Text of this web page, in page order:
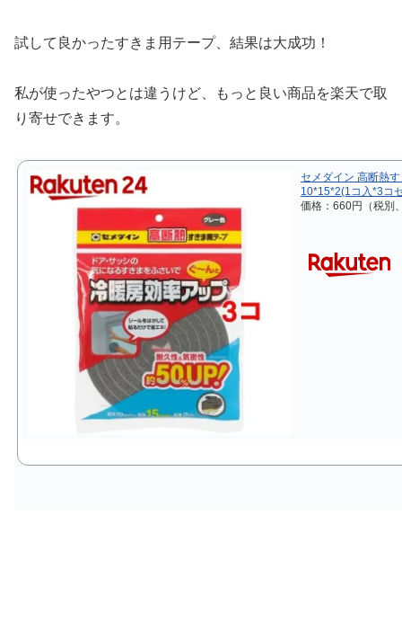
試して良かったすきま用テープ、結果は大成功！
私が使ったやつとは違うけど、もっと良い商品を楽天で取
り寄せできます。
セメダイン 高断熱
10*15*2(1コ入*3コ
価格：660円（税別